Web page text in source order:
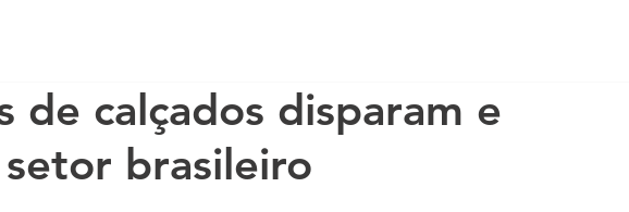
de calçados disparam e
brasileiro